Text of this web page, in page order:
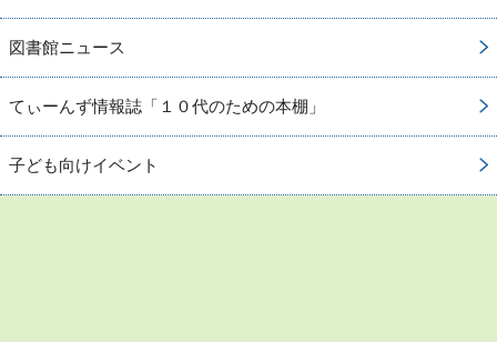
図書館ニュース
てぃーんず情報誌「１０代のための本棚」
子ども向けイベント